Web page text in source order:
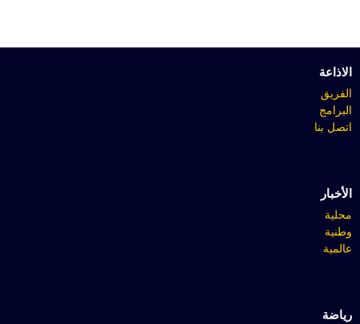
الاذاعة
الفريق
البرامج
اتصل بنا
الأخبار
محلية
وطنية
عالمية
رياضة